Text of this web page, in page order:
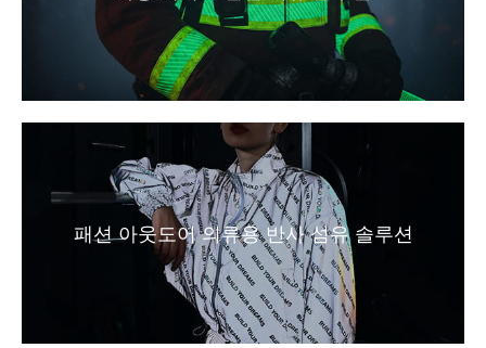
패션 아웃도어 의류용 반사 섬유 솔루션